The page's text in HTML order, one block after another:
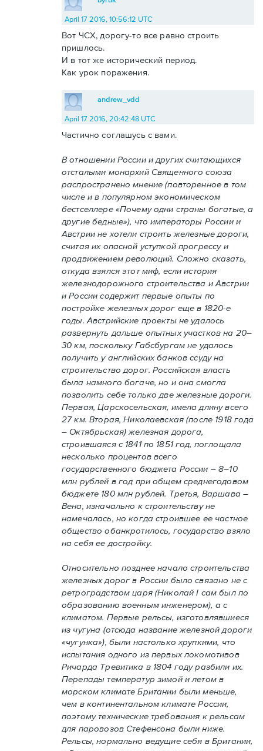
April 17 2016, 10:56:12 UTC
Вот ЧСХ, дорогу-то все равно строить
пришлось.
И в тот же исторический период.
Как урок поражения.
andrew_vdd
April 17 2016, 20:42:48 UTC
Частично соглашусь с вами.
В отношении России и других считающихся
отсталыми монархий Священного союза
распространено мнение (повторенное в том
числе и в популярном экономическом
бестселлере «Почему одни страны богатые, а
другие бедные»), что императоры России и
Австрии не хотели строить железные дороги,
считая их опасной уступкой прогрессу и
продвижением революций. Сложно сказать,
откуда взялся этот миф, если история
железнодорожного строительства и Австрии
и России содержит первые опыты по
постройке железных дорог еще в 1820-е
годы. Австрийские проекты не удалось
развернуть дальше опытных участков на 20–
30 км, поскольку Габсбургам не удалось
получить у английских банков ссуду на
строительство дорог. Российская власть
была намного богаче, но и она смогла
позволить себе только две железные дороги.
Первая, Царскосельская, имела длину всего
27 км. Вторая, Николаевская (после 1918 года
– Октябрьская) железная дорога,
строившаяся с 1841 по 1851 год, поглощала
несколько процентов всего
государственного бюджета России – 8–10
млн рублей в год при общем среднегодовом
бюджете 180 млн рублей. Третья, Варшава –
Вена, изначально к строительству не
намечалась, но когда строившее ее частное
общество обанкротилось, государство взяло
на себя ее достройку.
Относительно позднее начало строительства
железных дорог в России было связано не с
ретроградством царя (Николай I сам был по
образованию военным инженером), а с
климатом. Первые рельсы, изготовлявшиеся
из чугуна (отсюда название железной дороги
«чугунка»), были настолько хрупкими, что
испытания одного из первых локомотивов
Ричарда Тревитика в 1804 году разбили их.
Перепады температур зимой и летом в
морском климате Британии были меньше,
чем в континентальном климате России,
поэтому технические требования к рельсам
для паровозов Стефенсона были ниже.
Рельсы, нормально ведущие себя в Британии,